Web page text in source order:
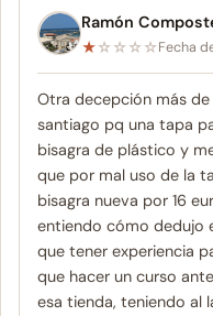
Ramón
★☆☆☆☆Fecha
Otra decepción más
santiago pq una tapa
bisagra de plástico y
que por mal uso de la
bisagra nueva por 16
entiendo cómo dedujo
que tener experiencia
que hacer un curso
esa tienda, teniendo al